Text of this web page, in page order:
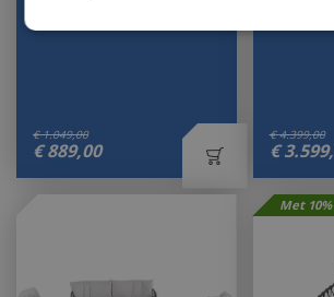
€ 1.049,00
€ 889,00
€ 4.399,00
€ 3.599,